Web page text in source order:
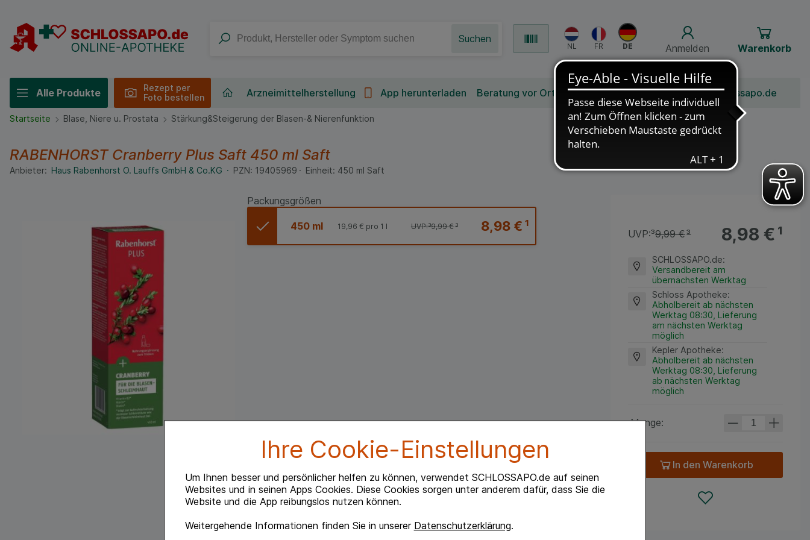
Ihre Cookie-Einstellungen
Um Ihnen besser und persönlicher helfen zu können, verwendet SCHLOSSAPO.de auf seinen
Websites und in seinen Apps Cookies. Diese Cookies sorgen unter anderem dafür, dass Sie die
Website und die App reibungslos nutzen können.
Weitergehende Informationen finden Sie in unserer Datenschutzerklärung.
Anmelden Warenkorb
Suchen
Alle Produkte
Rezept per
Foto bestellen
Arzneimittelherstellung App herunterladen Beratung vor Ort Bonusprogramm Jobs Über Schlossapo.de
Startseite Blase, Niere u. Prostata Stärkung&Steigerung der Blasen-& Nierenfunktion
RABENHORST Cranberry Plus Saft 450 ml Saft
Anbieter: Haus Rabenhorst O. Lauffs GmbH & Co.KG PZN: 19405969 Einheit: 450 ml Saft
Packungsgrößen
450 ml 8,98 €¹
UVP:³9,99 €³
19,96 € pro 1 l 8,98 €¹
UVP:³9,99 €³
SCHLOSSAPO.de:
Versandbereit am
übernächsten Werktag
Schloss Apotheke:
Abholbereit ab nächsten
Werktag 08:30, Lieferung
am nächsten Werktag
möglich
Kepler Apotheke:
Abholbereit ab nächsten
Werktag 08:30, Lieferung
ab nächsten Werktag
möglich
Menge:
In den Warenkorb